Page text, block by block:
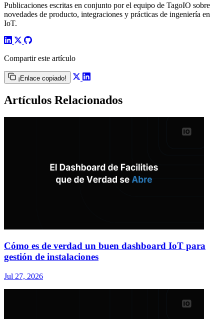
Publicaciones escritas en conjunto por el equipo de TagoIO sobre
novedades de producto, integraciones y prácticas de ingeniería en
IoT.
Compartir este artículo
¡Enlace copiado!
Artículos Relacionados
Cómo es de verdad un buen dashboard IoT para
gestión de instalaciones
Jul 27, 2026